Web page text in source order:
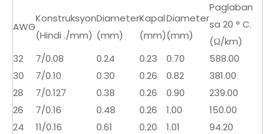
Paglaban
sa 20 ° C.
(Ω/km)
AWG
Konstruksyon
(Hindi ./mm)
Diameter
(mm)
Kapal
(mm)
Diameter
(mm)
32
7/0.08 0.24 0.23 0.70
588.00
30
7/0.10 0.30 0.26 0.82
381.00
28
7/0.127 0.38 0.26 0.90
239.00
26
7/0.16 0.48 0.26 1.00
150.00
24
11/0.16 0.61 0.20 1.01
94.20